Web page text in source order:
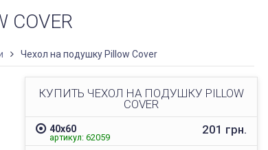
Чехол на подушку Pillow Cover
КУПИТЬ ЧЕХОЛ НА ПОДУШКУ PILLOW
COVER
40х60
артикул: 62059
201 грн.